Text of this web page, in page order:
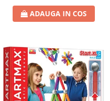
ADAUGA IN COS